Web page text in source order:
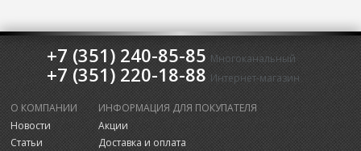
+7 (351) 240-85-85 Многоканальный
+7 (351) 220-18-88 Интернет-магазин
О КОМПАНИИ
Новости
Статьи
ИНФОРМАЦИЯ ДЛЯ ПОКУПАТЕЛЯ
Акции
Доставка и оплата